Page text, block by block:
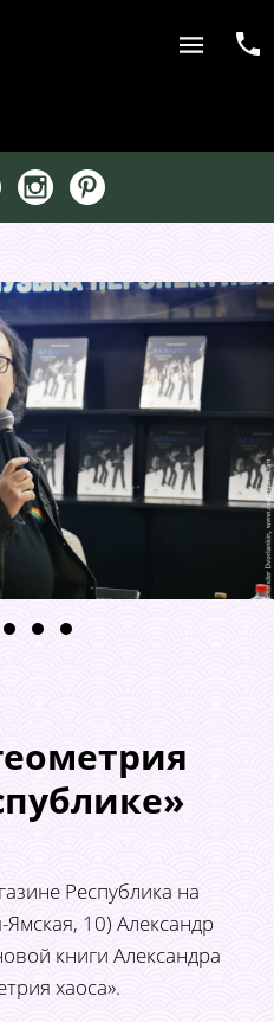
Республика на
Ямская, 10) Александр
книги Александра
хаоса».